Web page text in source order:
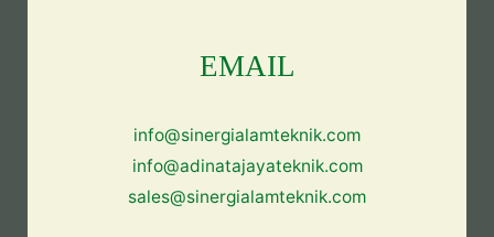
EMAIL
info@sinergialamteknik.com
info@adinatajayateknik.com
sales@sinergialamteknik.com